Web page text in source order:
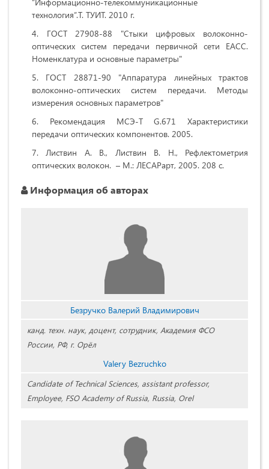
“Информационно-телекоммуникационные
технология”.Т. ТУИТ. 2010 г.
ГОСТ 27908-88 "Стыки цифровых волоконно-
оптических систем передачи первичной сети ЕАСС.
Номенклатура и основные параметры"
ГОСТ 28871-90 "Аппаратура линейных трактов
волоконно-оптических систем передачи. Методы
измерения основных параметров"
Рекомендация МСЭ-Т G.671 Характеристики
передачи оптических компонентов. 2005.
Листвин А. В., Листвин В. Н., Рефлектометрия
оптических волокон. – М.: ЛЕСАРарт, 2005. 208 с.
Информация об авторах
Безручко Валерий Владимирович
канд. техн. наук, доцент, сотрудник, Академия ФСО
России, РФ, г. Орёл
Valery Bezruchko
Candidate of Technical Sciences, assistant professor,
Employee, FSO Academy of Russia, Russia, Orel